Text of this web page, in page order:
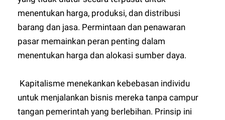
menentukan harga, produksi, dan distribusi
barang dan jasa. Permintaan dan penawaran
pasar memainkan peran penting dalam
menentukan harga dan alokasi sumber daya.
Kapitalisme menekankan kebebasan individu
untuk menjalankan bisnis mereka tanpa campur
tangan pemerintah yang berlebihan. Prinsip ini